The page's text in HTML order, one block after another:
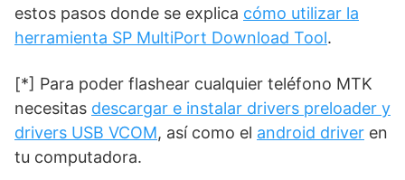
estos pasos donde se explica cómo utilizar la
herramienta SP MultiPort Download Tool.
[*] Para poder flashear cualquier teléfono MTK
necesitas descargar e instalar drivers preloader y
drivers USB VCOM, así como el android driver en
tu computadora.